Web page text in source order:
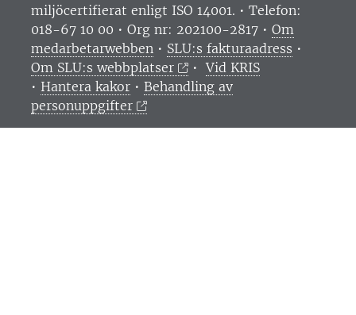
miljöcertifierat enligt ISO 14001. • Telefon:
018-67 10 00 • Org nr: 202100-2817 • Om
medarbetarwebben • SLU:s fakturaadress •
Om SLU:s webbplatser
•Vid KRIS
• Hantera kakor • Behandling av
personuppgifter